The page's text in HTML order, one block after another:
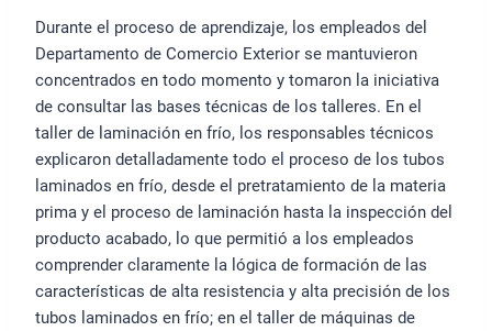
Durante el proceso de aprendizaje, los empleados del
Departamento de Comercio Exterior se mantuvieron
concentrados en todo momento y tomaron la iniciativa
de consultar las bases técnicas de los talleres. En el
taller de laminación en frío, los responsables técnicos
explicaron detalladamente todo el proceso de los tubos
laminados en frío, desde el pretratamiento de la materia
prima y el proceso de laminación hasta la inspección del
producto acabado, lo que permitió a los empleados
comprender claramente la lógica de formación de las
características de alta resistencia y alta precisión de los
tubos laminados en frío; en el taller de máquinas de